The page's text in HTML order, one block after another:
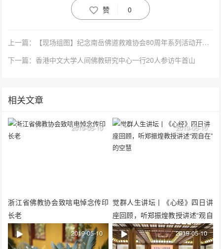
赞 0
上一篇：【现场组图】纪念南岳佛道救难协会80周年系列活动开幕 海内外高僧大德齐聚
下一篇：香港中文大学人间佛教研究中心一行20人参访牛首山
相关文章
浙江省佛教协会致唁电悼念传印
长老
2019-05-10
觉群人生讲坛丨《心经》四日讲
座回顾，听郑振煌教授讲述“观自
在”的空慧
2019-05-10
2019-05-10 2019-05-10